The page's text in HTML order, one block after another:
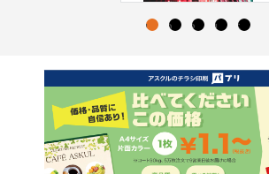
1 2 3 4 5